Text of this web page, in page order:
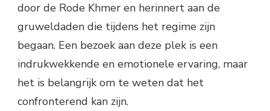
door de Rode Khmer en herinnert aan de
gruweldaden die tijdens het regime zijn
begaan. Een bezoek aan deze plek is een
indrukwekkende en emotionele ervaring, maar
het is belangrijk om te weten dat het
confronterend kan zijn.